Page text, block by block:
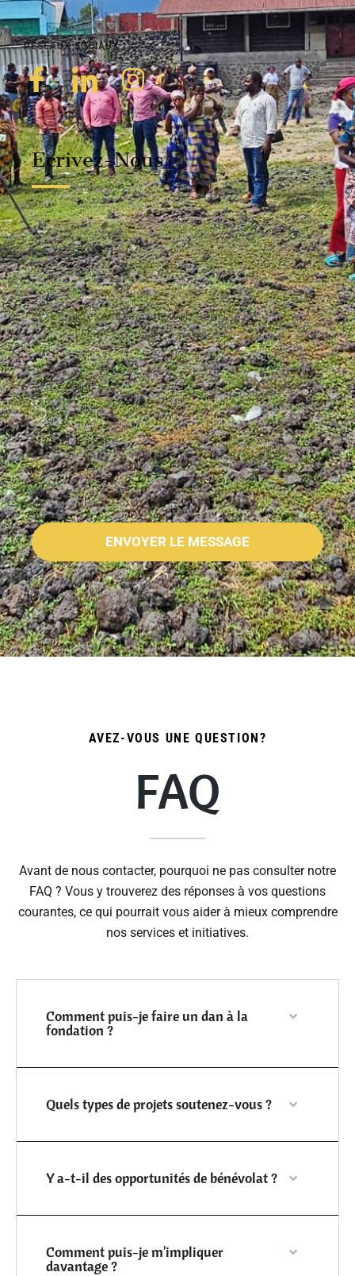
RÉSEAUX SOCIAUX
Ecrivez-Nous
ENVOYER LE MESSAGE
AVEZ-VOUS UNE QUESTION?
FAQ
Avant de nous contacter, pourquoi ne pas consulter notre
FAQ ? Vous y trouverez des réponses à vos questions
courantes, ce qui pourrait vous aider à mieux comprendre
nos services et initiatives.
Comment puis-je faire un dan à la
fondation ?
Quels types de projets soutenez-vous ?
Y a-t-il des opportunités de bénévolat ?
Comment puis-je m'impliquer
davantage ?